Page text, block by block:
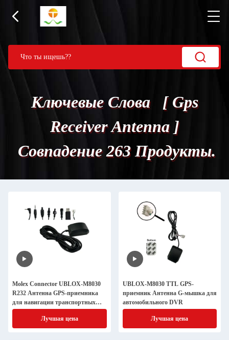
Ключевые Слова [ Gps
Receiver Antenna ]
Совпадение 263 Продукты.
Molex Connector UBLOX-M8030
R232 Антенна GPS-приемника
для навигации транспортных
средств
Лучшая цена
UBLOX-M8030 TTL GPS-
приемник Антенна G-мышка для
автомобильного DVR
Лучшая цена